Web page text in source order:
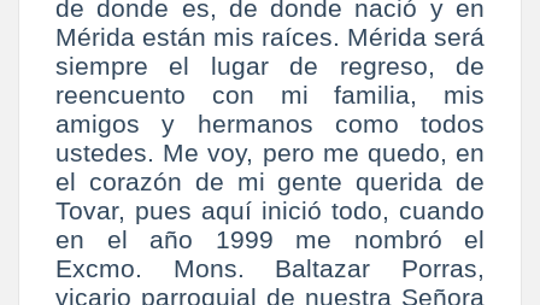
de donde es, de donde nació y en
Mérida están mis raíces. Mérida será
siempre el lugar de regreso, de
reencuento con mi familia, mis
amigos y hermanos como todos
ustedes. Me voy, pero me quedo, en
el corazón de mi gente querida de
Tovar, pues aquí inició todo, cuando
en el año 1999 me nombró el
Excmo. Mons. Baltazar Porras,
vicario parroquial de nuestra Señora